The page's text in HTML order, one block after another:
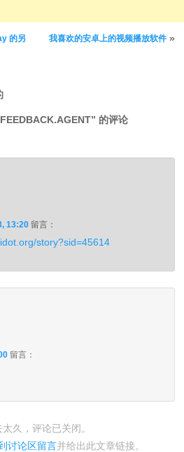
的另
我喜欢的安卓上的视频播放软件»
” 的评论
13:20 留言：
story?sid=45614
留言：
久，评论已关闭。
讨论区留言并给出此文章链接。